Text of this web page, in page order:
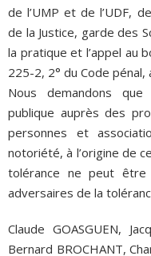
de l’UMP et de l’UDF,
de la Justice, garde des
la pratique et l’appel au
225-2, 2° du Code
Nous demandons que
publique auprès des
personnes et
notoriété, à l’origine de
tolérance ne peut
adversaires de la
Claude GOASGUEN,
Bernard BROCHANT,